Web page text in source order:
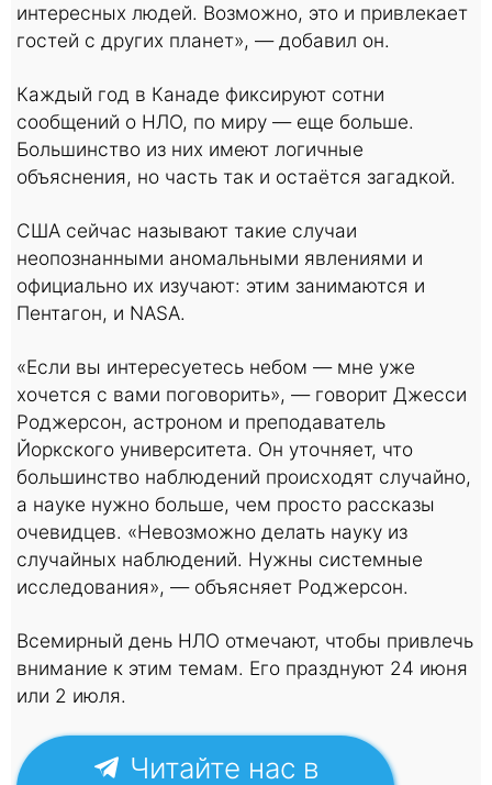
интересных людей. Возможно, это и привлекает
гостей с других планет», — добавил он.
Каждый год в Канаде фиксируют сотни
сообщений о НЛО, по миру — еще больше.
Большинство из них имеют логичные
объяснения, но часть так и остаётся загадкой.
США сейчас называют такие случаи
неопознанными аномальными явлениями и
официально их изучают: этим занимаются и
Пентагон, и NASA.
«Если вы интересуетесь небом — мне уже
хочется с вами поговорить», — говорит Джесси
Роджерсон, астроном и преподаватель
Йоркского университета. Он уточняет, что
большинство наблюдений происходят случайно,
а науке нужно больше, чем просто рассказы
очевидцев. «Невозможно делать науку из
случайных наблюдений. Нужны системные
исследования», — объясняет Роджерсон.
Всемирный день НЛО отмечают, чтобы привлечь
внимание к этим темам. Его празднуют 24 июня
или 2 июля.
Читайте нас в